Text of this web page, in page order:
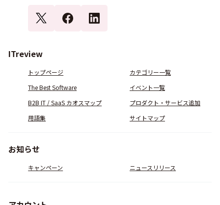
ITreview
トップページ
カテゴリー一覧
The Best Software
イベント一覧
B2B IT / SaaS カオスマップ
プロダクト・サービス追加
用語集
サイトマップ
お知らせ
キャンペーン ニュースリリース